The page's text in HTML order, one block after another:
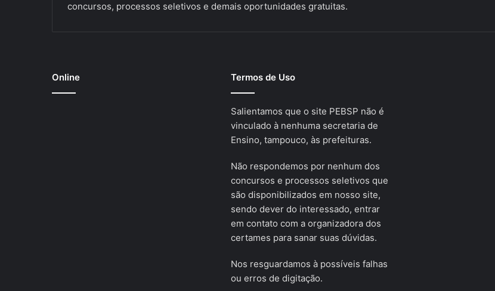
concursos, processos seletivos e demais oportunidades gratuitas.
Online Termos de Uso
Salientamos que o site PEBSP não é
vinculado à nenhuma secretaria de
Ensino, tampouco, às prefeituras.
Não respondemos por nenhum dos
concursos e processos seletivos que
são disponibilizados em nosso site,
sendo dever do interessado, entrar
em contato com a organizadora dos
certames para sanar suas dúvidas.
Nos resguardamos à possíveis falhas
ou erros de digitação.